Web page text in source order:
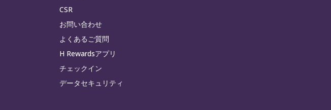
CSR
お問い合わせ
よくあるご質問
H Rewardsアプリ
チェックイン
データセキュリティ